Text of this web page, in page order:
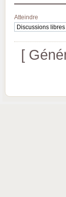
Atteindre
[